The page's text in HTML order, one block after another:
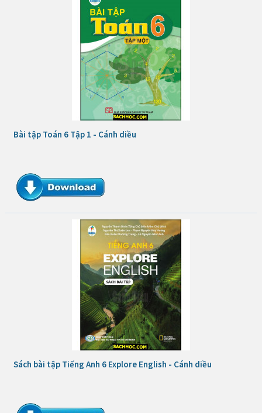
Bài tập Toán 6 Tập 1 - Cánh diều
Sách bài tập Tiếng Anh 6 Explore English - Cánh diều